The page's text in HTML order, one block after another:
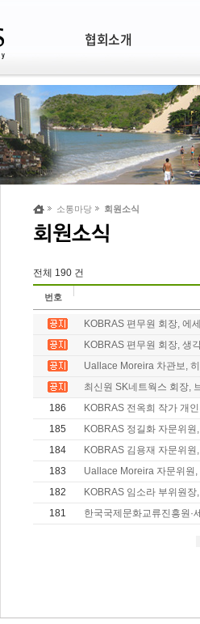
협회소개
소통마당 회원소식
전체 190 건
번호
KOBRAS 편무원 회장, 에
KOBRAS 편무원 회장, 생
Uallace Moreira 차관보,
최신원 SK네트웍스 회장,
186
KOBRAS 전옥희 작가 개
185
KOBRAS 정길화 자문위
184
KOBRAS 김용재 자문위
183
Uallace Moreira 자문위원,
182
KOBRAS 임소라 부위원
181
한국국제문화교류진흥원·